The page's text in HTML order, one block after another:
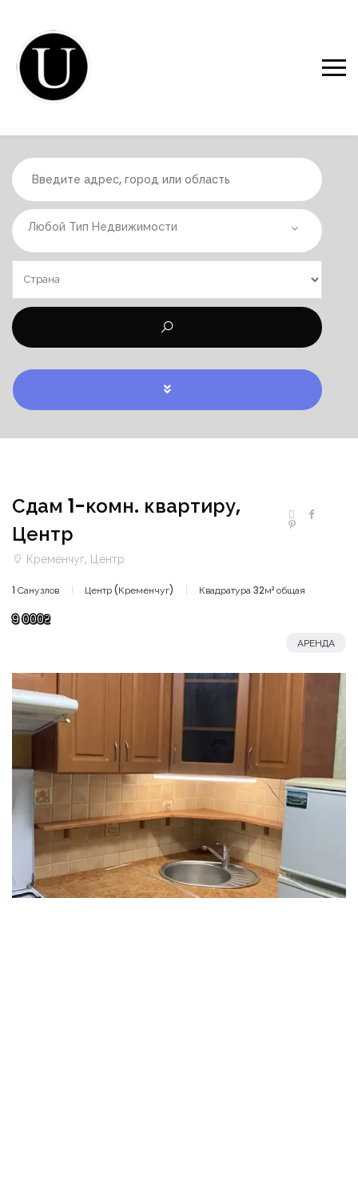
Любой Тип Недвижимости
Сдам 1-комн. квартиру,
Центр
Кременчуг, Центр
1 Санузлов Центр (Кременчуг) Квадратура 32м² общая
9 000₴
АРЕНДА